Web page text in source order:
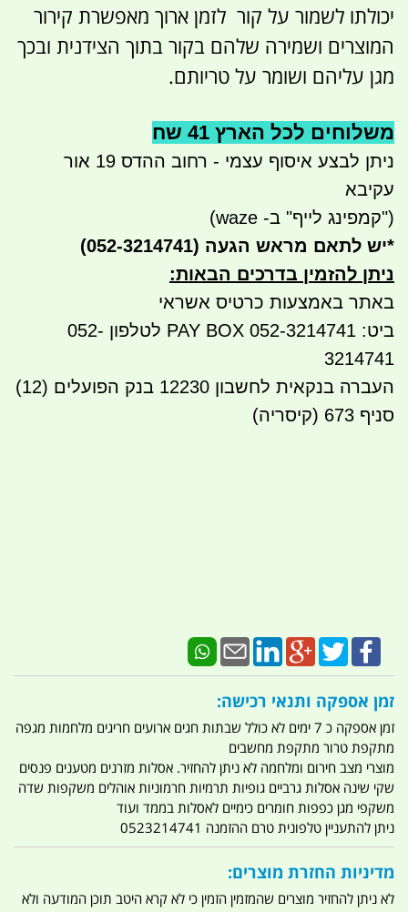
יכולתו לשמור על קור לזמן ארוך מאפשרת קירור
המוצרים ושמירה שלהם בקור בתוך הצידנית ובכך
מגן עליהם ושומר על טריותם.
משלוחים לכל הארץ 41 שח
ניתן לבצע איסוף עצמי - רחוב ההדס 19 אור
עקיבא
("קמפינג לייף" ב- waze)
*יש לתאם מראש הגעה (052-3214741)
ניתן להזמין בדרכים הבאות:
באתר באמצעות כרטיס אשראי
ביט: 052-3214741 PAY BOX לטלפון 052-
3214741
העברה בנקאית לחשבון 12230 בנק הפועלים (12)
סניף 673 (קיסריה)
זמן אספקה ותנאי רכישה:
זמן אספקה כ 7 ימים לא כולל שבתות חגים ארועים חריגים מלחמות מגפה
מתקפת טרור מתקפת מחשבים
מוצרי מצב חירום ומלחמה לא ניתן להחזיר. אסלות מזרנים מטענים פנסים
שקי שינה אסלות גרביים גופיות תרמיות חרמוניות אוהלים משקפות שדה
משקפי מגן כפפות חומרים כימיים לאסלות בממד ועוד
ניתן להתעניין טלפונית טרם ההזמנה 0523214741
מדיניות החזרת מוצרים:
לא ניתן להחזיר מוצרים שהמזמין הזמין כי לא קרא היטב תוכן המודעה ולא